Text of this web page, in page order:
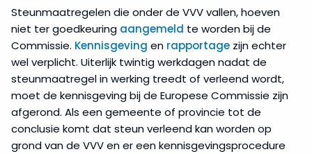
Steunmaatregelen die onder de VVV vallen, hoeven
niet ter goedkeuring aangemeld te worden bij de
Commissie. Kennisgeving en rapportage zijn echter
wel verplicht. Uiterlijk twintig werkdagen nadat de
steunmaatregel in werking treedt of verleend wordt,
moet de kennisgeving bij de Europese Commissie zijn
afgerond. Als een gemeente of provincie tot de
conclusie komt dat steun verleend kan worden op
grond van de VVV en er een kennisgevingsprocedure